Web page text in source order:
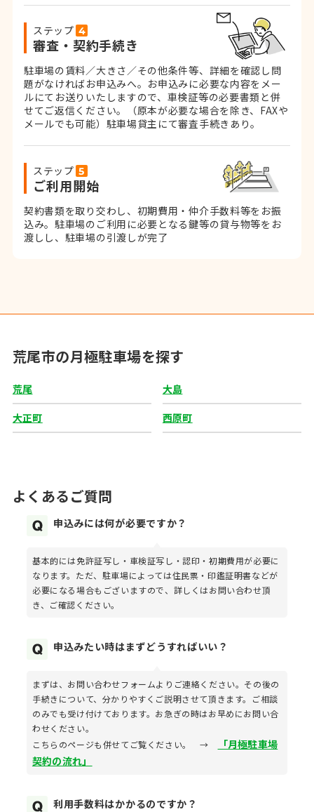
ステップ
審査・契約手続き
駐車場の賃料／大きさ／その他条件等、詳細を確認し問
題がなければお申込みへ。お申込みに必要な内容をメー
ルにてお送りいたしますので、車検証等の必要書類と併
せてご返信ください。
（原本が必要な場合を除き、FAXや
メールでも可能） 駐車場貸主にて審査手続きあり。
ステップ
ご利用開始
契約書類を取り交わし、初期費用・仲介手数料等をお振
込み。駐車場のご利用に必要となる鍵等の貸与物等をお
渡しし、駐車場の引渡しが完了
荒尾市の月極駐車場を探す
荒尾 大島
大正町 西原町
よくあるご質問
申込みには何が必要ですか？
基本的には免許証写し・車検証写し・認印・初期費用が必要に
なります。ただ、駐車場によっては住民票・印鑑証明書などが
必要になる場合もございますので、詳しくはお問い合わせ頂
き、ご確認ください。
申込みたい時はまずどうすればいい？
まずは、お問い合わせフォームよりご連絡ください。その後の
手続きについて、分かりやすくご説明させて頂きます。ご相談
のみでも受け付けております。お急ぎの時はお早めにお問い合
わせください。
こちらのページも併せてご覧ください。 →
「月極駐車場
契約の流れ」
利用手数料はかかるのですか？